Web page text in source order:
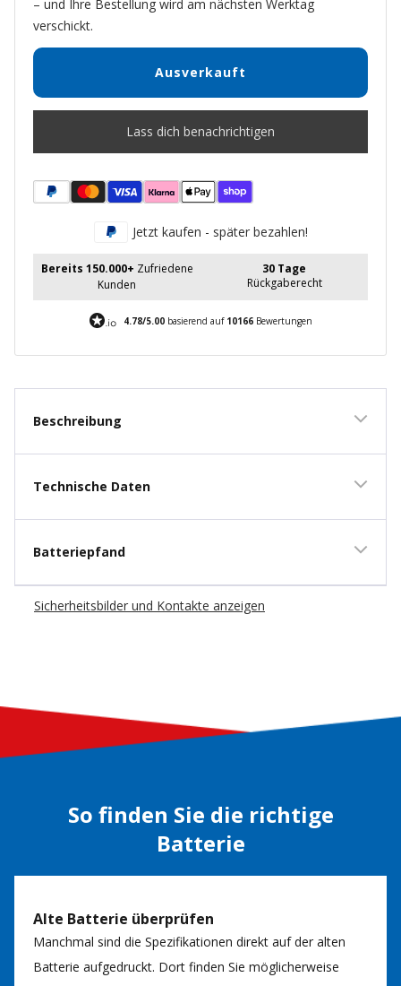
– und Ihre Bestellung wird am nächsten Werktag
verschickt.
Ausverkauft
Lass dich benachrichtigen
Jetzt kaufen - später bezahlen!
Bereits 150.000+ Zufriedene
Kunden
30 Tage
Rückgaberecht
4.78/5.00basierend auf 10166Bewertungen
Beschreibung
Technische Daten
Batteriepfand
Sicherheitsbilder und Kontakte anzeigen
So finden Sie die richtige
Batterie
Alte Batterie überprüfen
Manchmal sind die Spezifikationen direkt auf der alten
Batterie aufgedruckt. Dort finden Sie möglicherweise